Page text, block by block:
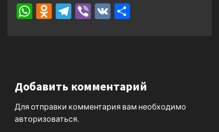
WhatsApp
Odnoklassniki
Telegram
Viber
VK
Добавить комментарий
Для отправки комментария вам необходимо
авторизоваться